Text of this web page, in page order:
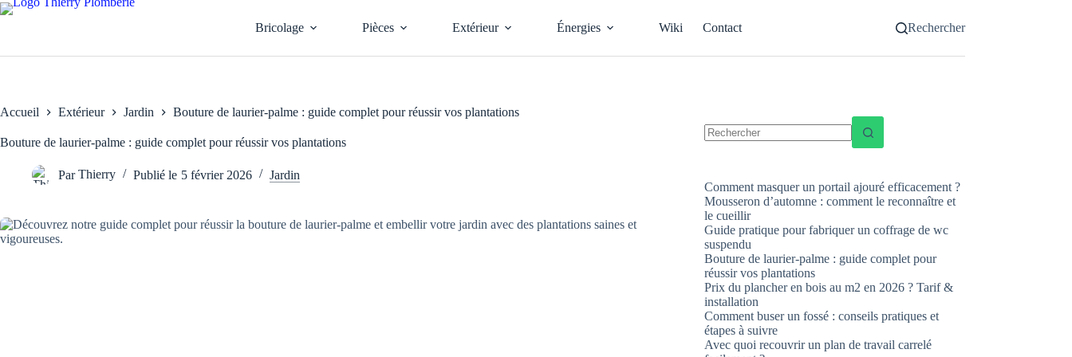
Passer
Bricolage Pièces Extérieur Énergies Wiki Contact Rechercher
Accueil Extérieur Jardin Bouture de laurier-palme : guide complet pour réussir vos plantations
Bouture de laurier-palme : guide complet pour réussir vos plantations
Par Thierry Publié le 5 février 2026 Jardin
Comment masquer un portail ajouré efficacement ?
Mousseron d’automne : comment le reconnaître et
le cueillir
Guide pratique pour fabriquer un coffrage de wc
suspendu
Bouture de laurier-palme : guide complet pour
réussir vos plantations
Prix du plancher en bois au m2 en 2026 ? Tarif &
installation
Comment buser un fossé : conseils pratiques et
étapes à suivre
Avec quoi recouvrir un plan de travail carrelé